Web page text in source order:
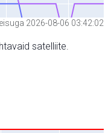
2026-08-06 03:42:02
satelliite.